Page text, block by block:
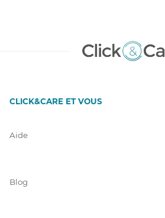
CLICK&CARE ET VOUS
Aide
Blog